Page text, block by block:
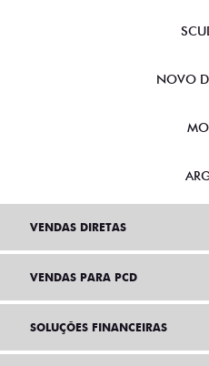
NOVO
VENDAS DIRETAS
VENDAS PARA PCD
SOLUÇÕES FINANCEIRAS